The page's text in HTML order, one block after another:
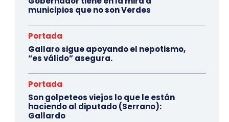
municipios que no son Verdes
Portada
Gallaro sigue apoyando el nepotismo,
“es válido” asegura.
Portada
Son golpeteos viejos lo que le están
haciendo al diputado (Serrano):
Gallardo